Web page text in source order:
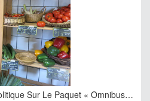
Sur Le Paquet « Omnibus…